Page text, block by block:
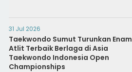
31 Jul 2026
Taekwondo Sumut Turunkan Enam
Atlit Terbaik Berlaga di Asia
Taekwondo Indonesia Open
Championships